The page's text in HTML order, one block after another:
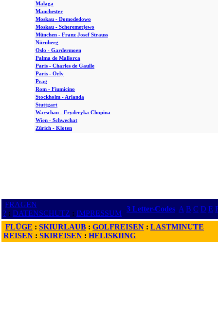
Malaga
Manchester
Moskau - Domodedowo
Moskau - Scheremetjewo
München - Franz Josef Strauss
Nürnberg
Oslo - Gardermoen
Palma de Mallorca
Paris - Charles de Gaulle
Paris - Orly
Prag
Rom - Fiumicino
Stockholm - Arlanda
Stuttgart
Warschau - Fryderyka Chopina
Wien - Schwechat
Zürich - Kloten
FRAGEN
? : DATENSCHUTZ : IMPRESSUM
3 Letter-Codes A B C D E
FLÜGE : SKIURLAUB : GOLFREISEN : LASTMINUTE
REISEN : SKIREISEN : HELISKIING